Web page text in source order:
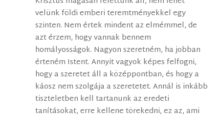
velünk földi emberi teremtményekkel egy
szinten. Nem értek mindent az elmémmel, de
azt érzem, hogy vannak bennem
homályosságok. Nagyon szeretném, ha jobban
érteném Istent. Annyit vagyok képes felfogni,
hogy a szeretet áll a középpontban, és hogy a
káosz nem szolgája a szeretetet. Annál is inkább
tiszteletben kell tartanunk az eredeti
tanításokat, erre kellene törekedni, ez az, ami